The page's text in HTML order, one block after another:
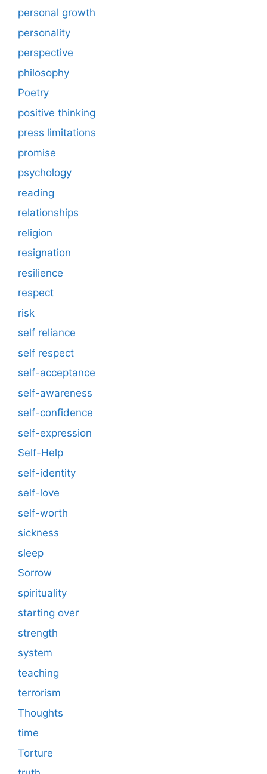
personal growth
personality
perspective
philosophy
Poetry
positive thinking
press limitations
promise
psychology
reading
relationships
religion
resignation
resilience
respect
risk
self reliance
self respect
self-acceptance
self-awareness
self-confidence
self-expression
Self-Help
self-identity
self-love
self-worth
sickness
sleep
Sorrow
spirituality
starting over
strength
system
teaching
terrorism
Thoughts
time
Torture